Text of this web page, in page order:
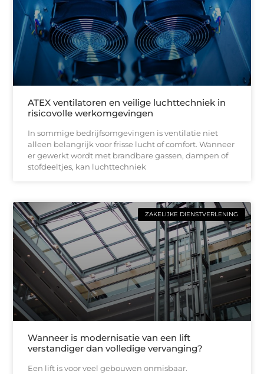
ATEX ventilatoren en veilige luchttechniek in
risicovolle werkomgevingen
In sommige bedrijfsomgevingen is ventilatie niet
alleen belangrijk voor frisse lucht of comfort. Wanneer
er gewerkt wordt met brandbare gassen, dampen of
stofdeeltjes, kan luchttechniek
ZAKELIJKE DIENSTVERLENING
Wanneer is modernisatie van een lift
verstandiger dan volledige vervanging?
Een lift is voor veel gebouwen onmisbaar.